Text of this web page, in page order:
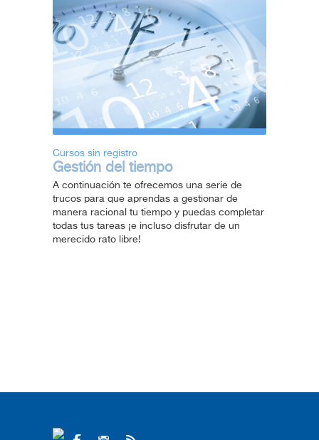
Cursos sin registro
Gestión del tiempo
A continuación te ofrecemos una serie de
trucos para que aprendas a gestionar de
manera racional tu tiempo y puedas completar
todas tus tareas ¡e incluso disfrutar de un
merecido rato libre!